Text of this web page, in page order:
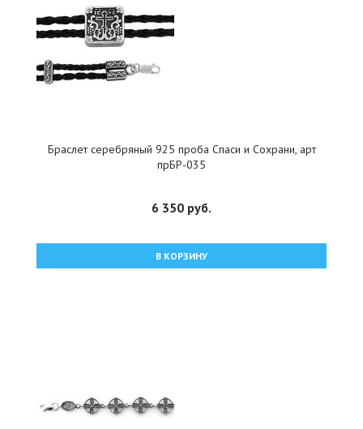
Браслет серебряный 925 проба Спаси и Сохрани, арт
прБР-035
6 350 руб.
В КОРЗИНУ